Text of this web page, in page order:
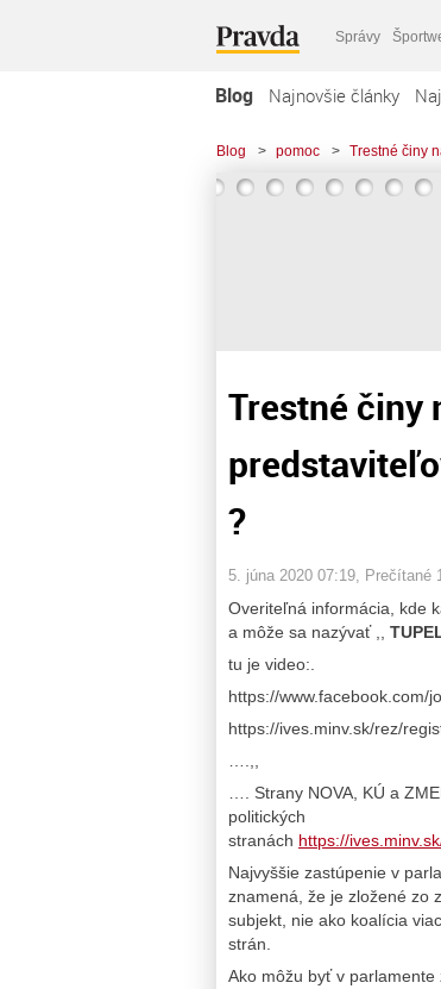
Správy
Blog Najnovšie články
Blog > pomoc > Trestné činy
Trestné činy
?
5. júna 2020 07:19 , Prečítané
Overiteľná informácia, kde
a môže sa nazývať ,,
tu je video:.
https://www.facebook.com/
https://ives.minv.sk/rez/
…. Strany NOVA, KÚ a
politických
stranách https://
Najvyššie zastúpenie v
znamená, že je zložené zo
subjekt, nie ako koalícia
strán.
Ako môžu byť v